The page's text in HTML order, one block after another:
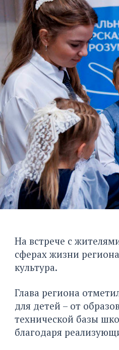
На встрече с
сферах жизни
культура.
Глава региона
для детей – от
технической базы
благодаря